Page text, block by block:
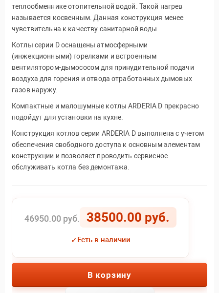
теплообменнике отопительной водой. Такой нагрев
называется косвенным. Данная конструкция менее
чувствительна к качеству санитарной воды.
Котлы серии D оснащены атмосферными
(инжекционными) горелками и встроенным
вентилятором-дымососом для принудительной подачи
воздуха для горения и отвода отработанных дымовых
газов наружу.
Компактные и малошумные котлы ARDERIA D прекрасно
подойдут для установки на кухне.
Конструкция котлов серии ARDERIA D выполнена с учетом
обеспечения свободного доступа к основным элементам
конструкции и позволяет проводить сервисное
обслуживать котла без демонтажа.
46950.00 руб. 38500.00 руб.
✓Есть в наличии
В корзину